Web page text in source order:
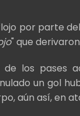
por parte
" que
de los pases
un gol
aún así, en